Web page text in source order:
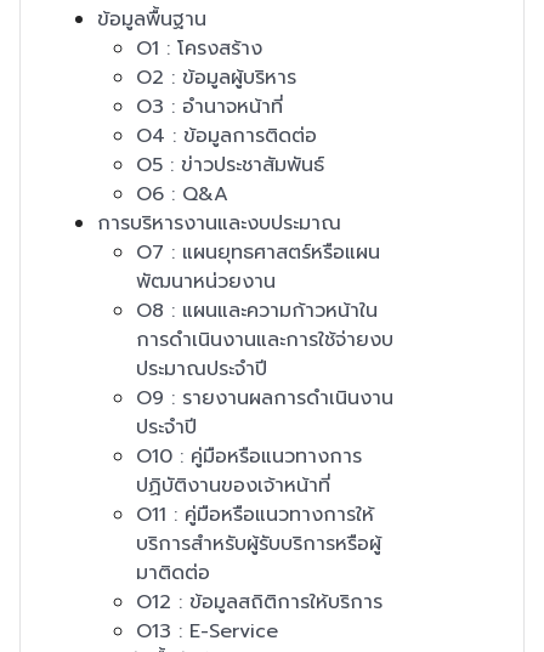
ข้อมูลพื้นฐาน
O1 : โครงสร้าง
O2 : ข้อมูลผู้บริหาร
O3 : อำนาจหน้าที่
O4 : ข้อมูลการติดต่อ
O5 : ข่าวประชาสัมพันธ์
O6 : Q&A
การบริหารงานและงบประมาณ
O7 : แผนยุทธศาสตร์หรือแผน
พัฒนาหน่วยงาน
O8 : แผนและความก้าวหน้าใน
การดำเนินงานและการใช้จ่ายงบ
ประมาณประจำปี
O9 : รายงานผลการดำเนินงาน
ประจำปี
O10 : คู่มือหรือแนวทางการ
ปฏิบัติงานของเจ้าหน้าที่
O11 : คู่มือหรือแนวทางการให้
บริการสำหรับผู้รับบริการหรือผู้
มาติดต่อ
O12 : ข้อมูลสถิติการให้บริการ
O13 : E-Service